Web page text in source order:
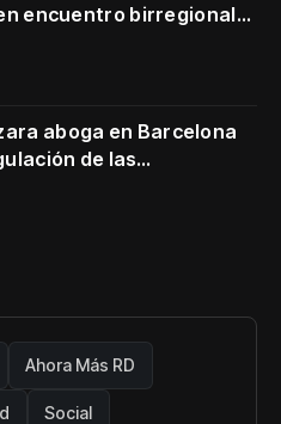
encuentro birregional
aboga en Barcelona
de las
Ahora Más RD
Social